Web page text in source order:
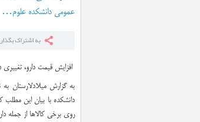
عمومی دانشکده علوم…
افزایش قیمت دارو، تغییری
به گزارش میلادلارستان
دانشکده با بیان این مطلب
روی برخی کالاها از جمله